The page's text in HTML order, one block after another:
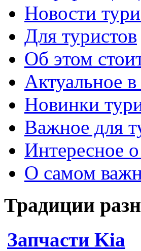
Новости
Для туристов
Об этом
Актуальное
Новинки
Важное для
Интересное
О самом
Традиции
Запчасти Kia